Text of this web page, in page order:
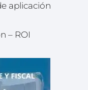
aplicación
– ROI